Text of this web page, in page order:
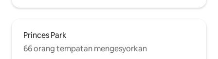
Princes Park
66 orang tempatan mengesyorkan